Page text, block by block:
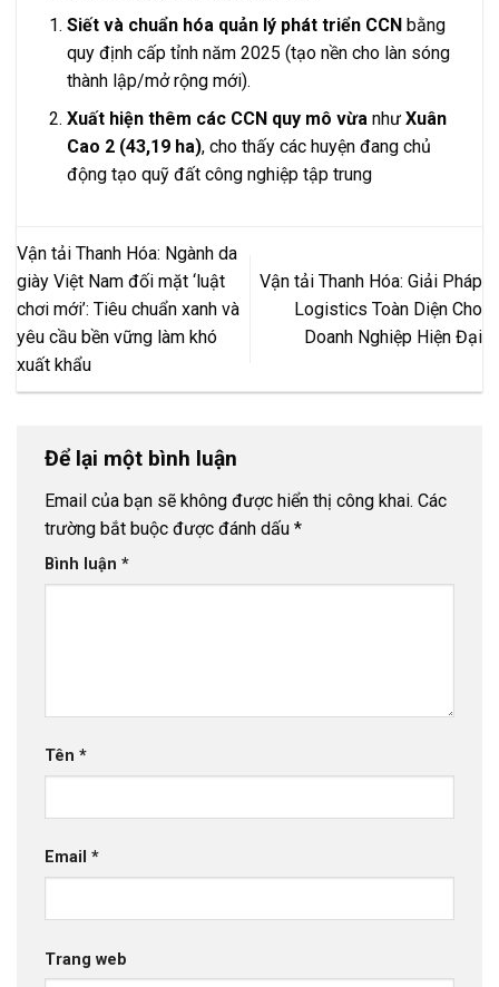
Siết và chuẩn hóa quản lý phát triển CCNbằng
quy định cấp tỉnh năm 2025 (tạo nền cho làn sóng
thành lập/mở rộng mới).
Xuất hiện thêm các CCN quy mô vừanhư Xuân
Cao 2 (43,19 ha), cho thấy các huyện đang chủ
động tạo quỹ đất công nghiệp tập trung
Vận tải Thanh Hóa: Ngành da
giày Việt Nam đối mặt ‘luật
chơi mới’: Tiêu chuẩn xanh và
yêu cầu bền vững làm khó
xuất khẩu
Vận tải Thanh Hóa: Giải Pháp
Logistics Toàn Diện Cho
Doanh Nghiệp Hiện Đại
Để lại một bình luận
Email của bạn sẽ không được hiển thị công khai. Các
trường bắt buộc được đánh dấu *
Bình luận *
Tên *
Email *
Trang web